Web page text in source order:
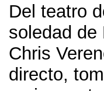
Del teatro
soledad de
Chris
directo,